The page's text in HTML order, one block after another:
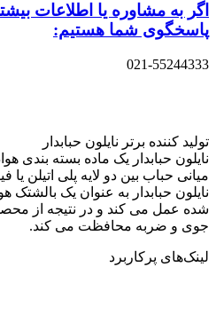
اگر به مشاوره یا اطلاعات بیشتر
پاسخگوی شما هستیم:
021-55244333
تولید کننده برتر نایلون حبابدار
نایلون حبابدار یک ماده بسته بندی
میانی حباب بین دو لایه پلی اتیلن یا
نایلون حبابدار به عنوان یک
شده عمل می کند و در نتیجه از
جوی و ضربه محافظت می کند.
لینک‌های پرکاربرد